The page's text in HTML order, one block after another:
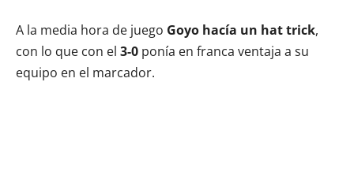
A la media hora de juego Goyo hacía un hat trick,
con lo que con el 3-0 ponía en franca ventaja a su
equipo en el marcador.